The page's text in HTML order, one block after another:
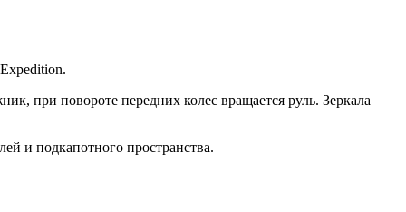
.
при повороте передних колес вращается руль. Зеркала
и подкапотного пространства.